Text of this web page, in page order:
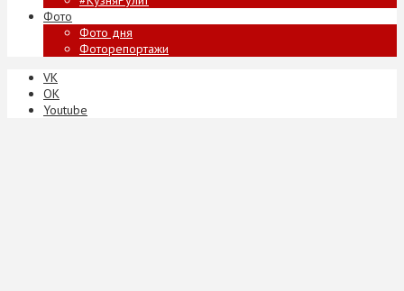
Фото
Фото дня
Фоторепортажи
VK
ОК
Youtube